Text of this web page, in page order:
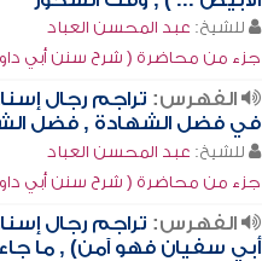
للشيخ: عبد المحسن العباد
جزء من محاضرة ( شرح سنن أبي داود
الفهرس: تراجم رجال
في فضل الشهادة , فضل
للشيخ: عبد المحسن العباد
جزء من محاضرة ( شرح سنن أبي داود
الفهرس: تراجم رجال
أبي سفيان فهو آمن) , ما